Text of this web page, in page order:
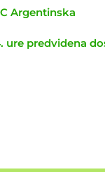
Argentinska
ure predvidena